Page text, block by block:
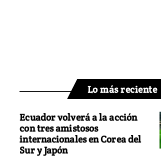
Lo más reciente
Ecuador volverá a la acción
con tres amistosos
internacionales en Corea del
Sur y Japón